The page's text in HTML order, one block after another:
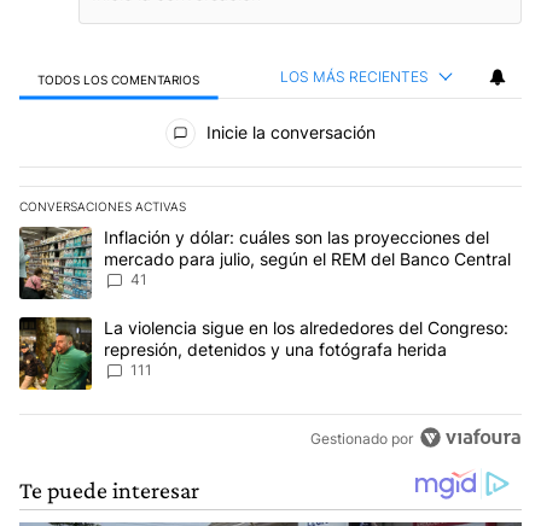
TODOS LOS COMENTARIOS LOS MÁS RECIENTES
Todos los comentarios
Inicie la conversación
CONVERSACIONES ACTIVAS
Este listado muestra los artículos con más comentarios en los
Un artículo de tendencia con el título "Inflación y dólar: cuáles
Inflación y dólar: cuáles son las proyecciones del
mercado para julio, según el REM del Banco Central
41
Un artículo de tendencia con el título "La violencia sigue en los
La violencia sigue en los alrededores del Congreso:
represión, detenidos y una fotógrafa herida
111
Gestionado por